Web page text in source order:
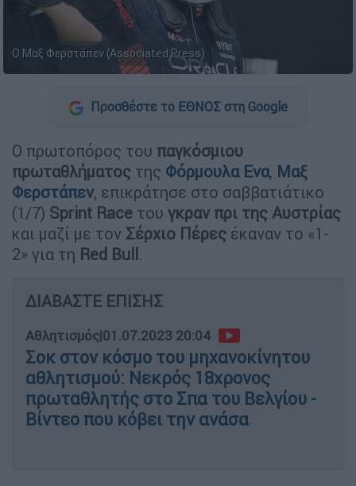
Ο Μαξ Φερστάπεν (Associated Press)
Προσθέστε το ΕΘΝΟΣ στη Google
Ο πρωτοπόρος του παγκόσμιου
πρωταθλήματος της Φόρμουλα Ενα, Μαξ
Φερστάπεν, επικράτησε στο σαββατιάτικο
(1/7) Sprint Race του γκραν πρι της Αυστρίας
και μαζί με τον Σέρχιο Πέρες έκαναν το «1-
2» για τη Red Bull .
ΔΙΑΒΑΣΤΕ ΕΠΙΣΗΣ
Αθλητισμός|01.07.2023 20:04
Σοκ στον κόσμο του μηχανοκίνητου
αθλητισμού: Νεκρός 18χρονος
πρωταθλητής στο Σπα του Βελγίου -
Βίντεο που κόβει την ανάσα